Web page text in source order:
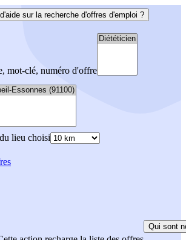
sur la recherche d'offres d'emploi ?
mot-clé, numéro d'offre
lieu choisi
Qui sont